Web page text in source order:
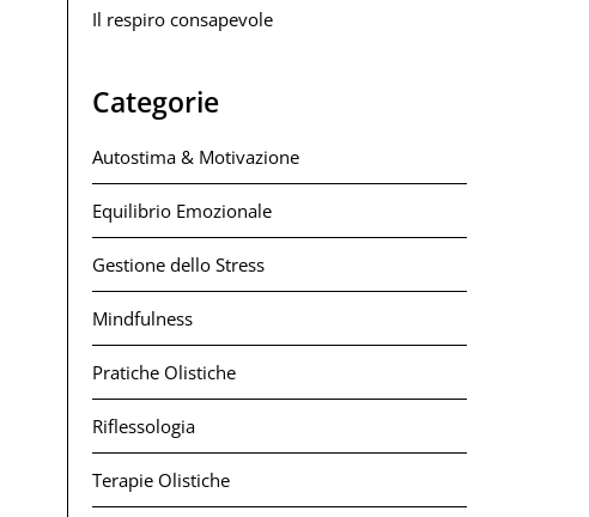
Il respiro consapevole
Categorie
Autostima & Motivazione
Equilibrio Emozionale
Gestione dello Stress
Mindfulness
Pratiche Olistiche
Riflessologia
Terapie Olistiche